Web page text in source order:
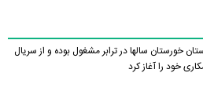
ستارچی متولد دهه ۵0 در استان خورستان سالها در ترابر مشغول بوده و از سریال
خود را آغاز کرد